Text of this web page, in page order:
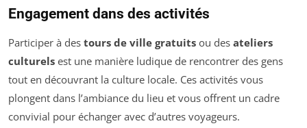
Engagement dans des activités
Participer à des tours de ville gratuits ou des ateliers
culturels est une manière ludique de rencontrer des gens
tout en découvrant la culture locale. Ces activités vous
plongent dans l’ambiance du lieu et vous offrent un cadre
convivial pour échanger avec d’autres voyageurs.